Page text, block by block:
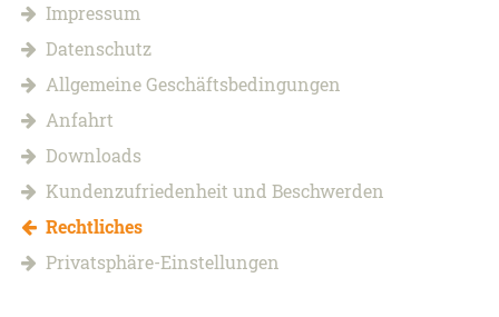
Impressum
Datenschutz
Allgemeine Geschäftsbedingungen
Anfahrt
Downloads
Kundenzufriedenheit und Beschwerden
Rechtliches
Privatsphäre-Einstellungen